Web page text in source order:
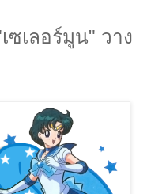
เลอร์มูน" วาง